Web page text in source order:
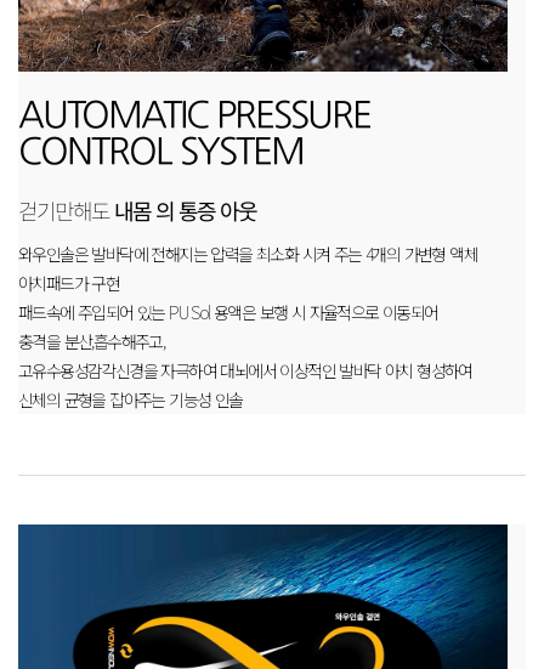
AUTOMATIC PRESSURE
CONTROL SYSTEM
걷기만해도내몸 의 통증 아웃
와우인솔은 발바닥에 전해지는 압력을 최소화 시켜 주는 4개의 가변형 액체
아치패드가 구현
패드속에 주입되어 있는 PU Sol 용액은 보행 시 자율적으로 이동되어
충격을 분산,흡수해주고,
고유수용성감각신경을 자극하여 대뇌에서 이상적인 발바닥 아치 형성하여
신체의 균형을 잡아주는 기능성 인솔